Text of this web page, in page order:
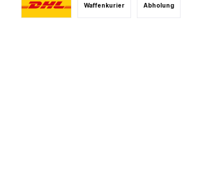
Waffenkurier Abholung